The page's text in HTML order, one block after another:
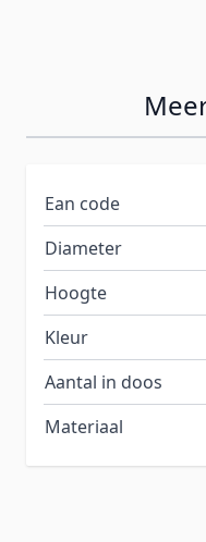
Ean code
Diameter
Hoogte
Kleur
Aantal in doos
Materiaal